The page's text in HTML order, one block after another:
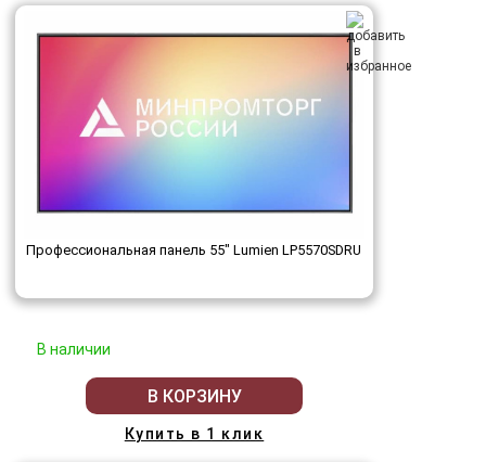
Профессиональная панель 55" Lumien LP5570SDRU
В наличии
В КОРЗИНУ
Купить в 1 клик